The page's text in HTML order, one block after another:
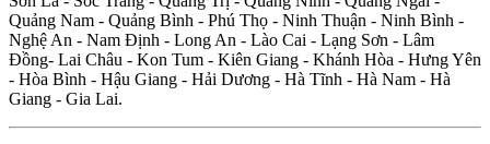
Quảng Nam - Quảng Bình - Phú Thọ - Ninh Thuận - Ninh Bình -
Nghệ An - Nam Định - Long An - Lào Cai - Lạng Sơn - Lâm
Đồng- Lai Châu - Kon Tum - Kiên Giang - Khánh Hòa - Hưng Yên
- Hòa Bình - Hậu Giang - Hải Dương - Hà Tĩnh - Hà Nam - Hà
Giang - Gia Lai.